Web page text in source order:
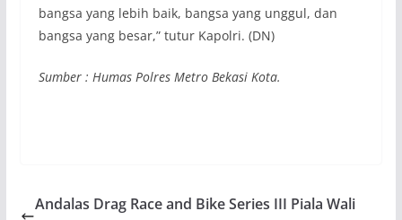
bangsa yang lebih baik, bangsa yang unggul, dan
bangsa yang besar,” tutur Kapolri. (DN)
Sumber : Humas Polres Metro Bekasi Kota.
Andalas Drag Race and Bike Series III Piala Wali